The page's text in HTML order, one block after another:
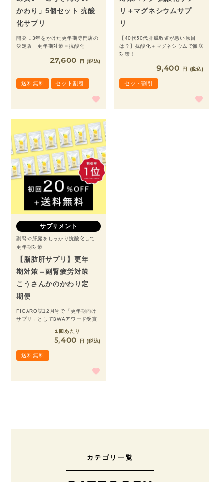
かわり」5個セット 抗酸
化サプリ
開発に3年をかけた更年期専門店の
決定版 更年期対策＝抗酸化
27,600 税込
送料無料 セット割引
リ＋マグネシウムサプ
リ
【40代50代肝臓数値が悪い原因
は？】抗酸化＋マグネシウムで徹底
対策！
9,400 税込
セット割引
サプリメント
副腎や肝臓をしっかり抗酸化して
更年期対策
【脂肪肝サプリ】更年
期対策＝副腎疲労対策
こうさんかのかわり定
期便
FIGARO誌12月号で「更年期向け
サプリ」としてBWAアワード受賞
１回あたり
5,400 税込
送料無料
カテゴリ一覧